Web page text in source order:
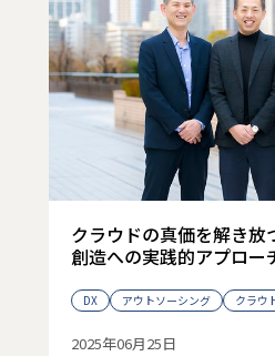
クラウドの真価を解き
創造への実践的アプロー
DX アウトソーシング クラウ
2025年06月25日